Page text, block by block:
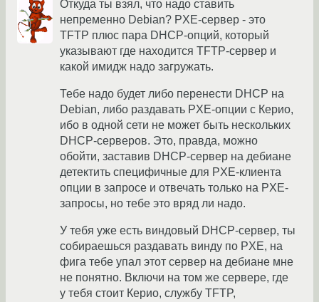
Откуда ты взял, что надо ставить
непременно Debian? PXE-сервер - это
TFTP плюс пара DHCP-опций, который
указывают где находится TFTP-сервер и
какой имидж надо загружать.
Тебе надо будет либо перенести DHCP на
Debian, либо раздавать PXE-опции с Керио,
ибо в одной сети не может быть нескольких
DHCP-серверов. Это, правда, можно
обойти, заставив DHCP-сервер на дебиане
детектить специфичные для PXE-клиента
опции в запросе и отвечать только на PXE-
запросы, но тебе это вряд ли надо.
У тебя уже есть виндовый DHCP-сервер, ты
собираешься раздавать винду по PXE, на
фига тебе упал этот сервер на дебиане мне
не понятно. Включи на том же сервере, где
у тебя стоит Керио, службу TFTP,